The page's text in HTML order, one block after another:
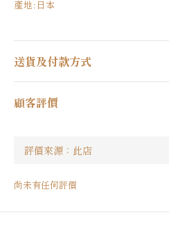
產地:日本
送貨及付款方式
顧客評價
尚未有任何評價